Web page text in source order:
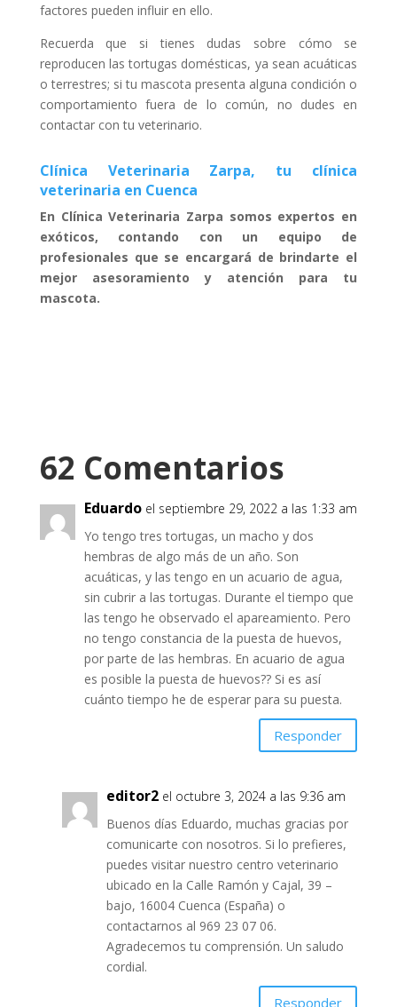
factores pueden influir en ello.
Recuerda que si tienes dudas sobre cómo se
reproducen las tortugas domésticas, ya sean acuáticas
o terrestres; si tu mascota presenta alguna condición o
comportamiento fuera de lo común, no dudes en
contactar con tu veterinario.
Clínica Veterinaria Zarpa, tu clínica
veterinaria en Cuenca
En Clínica Veterinaria Zarpa somos expertos en
exóticos, contando con un equipo de
profesionales que se encargará de brindarte el
mejor asesoramiento y atención para tu
mascota.
62 Comentarios
Eduardo el septiembre 29, 2022 a las 1:33 am
Yo tengo tres tortugas, un macho y dos
hembras de algo más de un año. Son
acuáticas, y las tengo en un acuario de agua,
sin cubrir a las tortugas. Durante el tiempo que
las tengo he observado el apareamiento. Pero
no tengo constancia de la puesta de huevos,
por parte de las hembras. En acuario de agua
es posible la puesta de huevos?? Si es así
cuánto tiempo he de esperar para su puesta.
Responder
editor2 el octubre 3, 2024 a las 9:36 am
Buenos días Eduardo, muchas gracias por
comunicarte con nosotros. Si lo prefieres,
puedes visitar nuestro centro veterinario
ubicado en la Calle Ramón y Cajal, 39 –
bajo, 16004 Cuenca (España) o
contactarnos al 969 23 07 06.
Agradecemos tu comprensión. Un saludo
cordial.
Responder